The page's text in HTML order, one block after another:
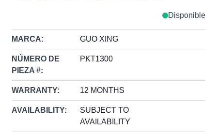
Disponible
MARCA: GUO XING
NÚMERO DE
PIEZA #:
PKT1300
WARRANTY: 12 MONTHS
AVAILABILITY:
SUBJECT TO
AVAILABILITY